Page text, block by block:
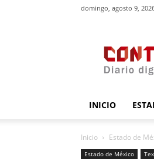
domingo, agosto 9,
INICIO
Inicio Estado de
Estado de México